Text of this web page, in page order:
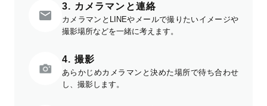
3. カメラマンと連絡
カメラマンとLINEやメールで撮りたいイメージや
撮影場所などを一緒に考えます。
4. 撮影
あらかじめカメラマンと決めた場所で待ち合わせ
し、撮影します。